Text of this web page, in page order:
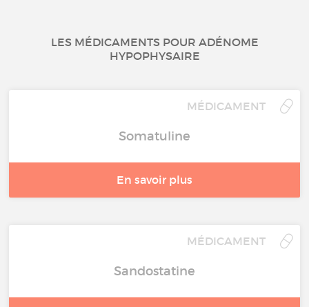
LES MÉDICAMENTS POUR ADÉNOME
HYPOPHYSAIRE
MÉDICAMENT
Somatuline
En savoir plus
MÉDICAMENT
Sandostatine